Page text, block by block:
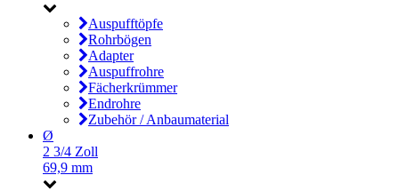
Auspufftöpfe
Rohrbögen
Adapter
Auspuffrohre
Fächerkrümmer
Endrohre
Zubehör / Anbaumaterial
Ø
2 3/4 Zoll
69,9 mm